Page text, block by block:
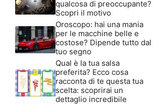
qualcosa di preoccupante?
Scopri il motivo
Oroscopo: hai una mania
per le macchine belle e
costose? Dipende tutto dal
tuo segno
Qual è la tua salsa
preferita? Ecco cosa
racconta di te questa tua
scelta: scoprirai un
dettaglio incredibile